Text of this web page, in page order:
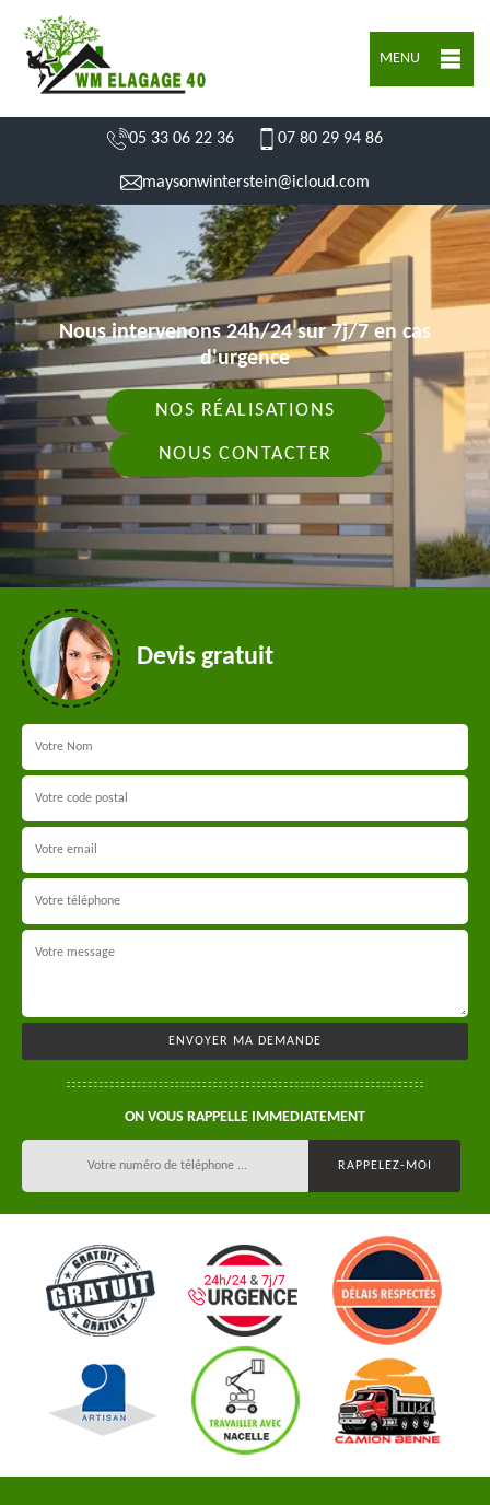
MENU
05 33 06 22 36 07 80 29 94 86
maysonwinterstein@icloud.com
Nous intervenons 24h/24 sur 7j/7 en cas
d'urgence
NOS RÉALISATIONS
NOUS CONTACTER
Devis gratuit
ON VOUS RAPPELLE IMMEDIATEMENT